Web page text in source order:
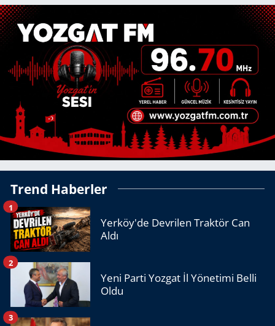
Trend Haberler
Yerköy'de Devrilen Traktör Can
Aldı
1
Yeni Parti Yozgat İl Yönetimi Belli
Oldu
2
3